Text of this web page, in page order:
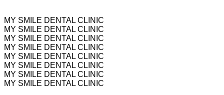
MY SMILE DENTAL CLINIC
MY SMILE DENTAL CLINIC
MY SMILE DENTAL CLINIC
MY SMILE DENTAL CLINIC
MY SMILE DENTAL CLINIC
MY SMILE DENTAL CLINIC
MY SMILE DENTAL CLINIC
MY SMILE DENTAL CLINIC